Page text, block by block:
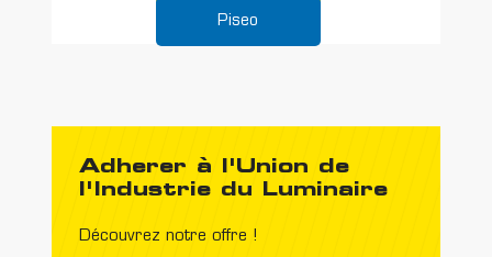
Piseo
Adherer à l'Union de
l'Industrie du Luminaire
Découvrez notre offre !